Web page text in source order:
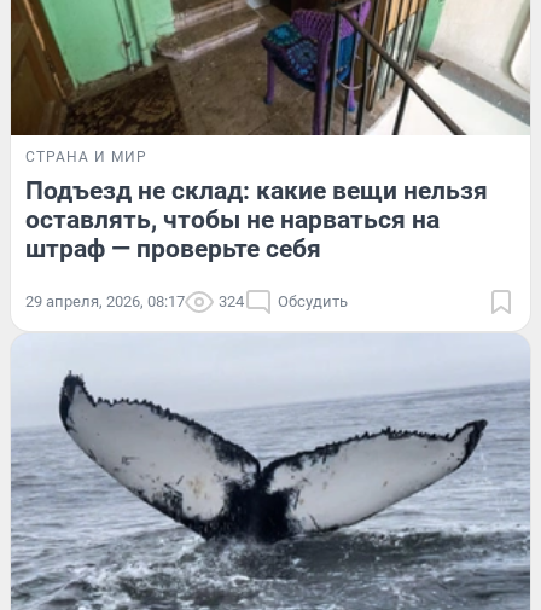
СТРАНА И МИР
Подъезд не склад: какие вещи нельзя
оставлять, чтобы не нарваться на
штраф — проверьте себя
29 апреля, 2026, 08:17 324 Обсудить